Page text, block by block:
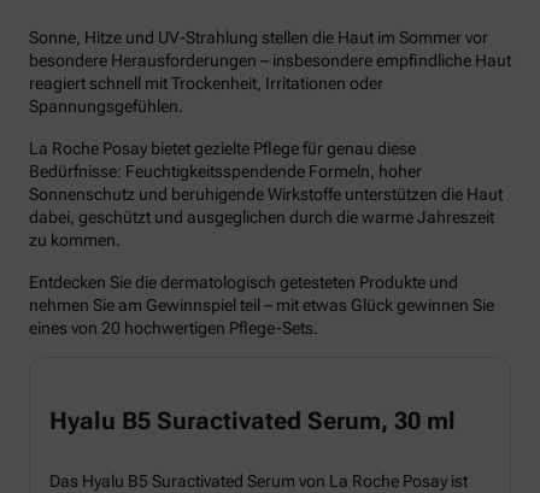
Sonne, Hitze und UV-Strahlung stellen die Haut im Sommer vor
besondere Herausforderungen – insbesondere empfindliche Haut
reagiert schnell mit Trockenheit, Irritationen oder
Spannungsgefühlen.
La Roche Posay bietet gezielte Pflege für genau diese
Bedürfnisse: Feuchtigkeitsspendende Formeln, hoher
Sonnenschutz und beruhigende Wirkstoffe unterstützen die Haut
dabei, geschützt und ausgeglichen durch die warme Jahreszeit
zu kommen.
Entdecken Sie die dermatologisch getesteten Produkte und
nehmen Sie am Gewinnspiel teil – mit etwas Glück gewinnen Sie
eines von 20 hochwertigen Pflege-Sets.
Hyalu B5 Suractivated Serum, 30 ml
Das Hyalu B5 Suractivated Serum von La Roche Posay ist